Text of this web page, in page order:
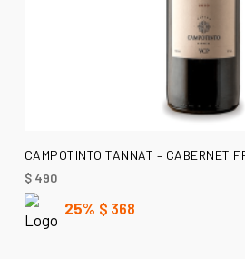
LEER MÁS
CAMPOTINTO TANNAT – CABERNET
$490
25% $ 368